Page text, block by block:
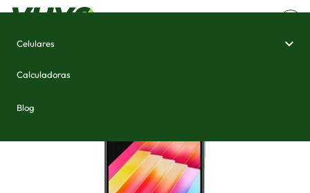
Celulares
Calculadoras
Blog